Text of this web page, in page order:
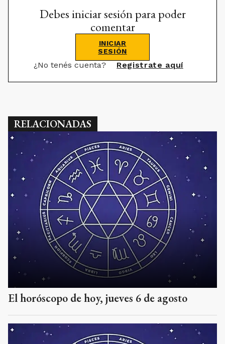
Debes iniciar sesión para poder
comentar
INICIAR
SESIÓN
¿No tenés cuenta? Registrate aquí
RELACIONADAS
El horóscopo de hoy, jueves 6 de agosto